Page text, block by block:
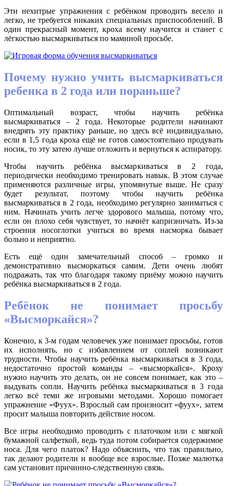
Эти нехитрые упражнения с ребёнком проводить весело и
легко, не требуется никаких специальных приспособлений. В
один прекрасный момент, кроха всему научится и станет с
лёгкостью высмаркиваться по маминой просьбе.
Почему нужно учить высмаркиваться
ребенка в 2 года или пораньше?
Оптимальный возраст, чтобы научить ребёнка
высмаркиваться – 2 года. Некоторые родители начинают
внедрять эту практику раньше, но здесь всё индивидуально,
если в 1,5 года кроха ещё не готов самостоятельно продувать
носик, то эту затею лучше отложить и вернуться к аспиратору.
Чтобы научить ребёнка высмаркиваться в 2 года,
периодически необходимо тренировать навык. В этом случае
применяются различные игры, упомянутые выше. Не сразу
будет результат, поэтому чтобы научить ребёнка
высмаркиваться в 2 года, необходимо регулярно заниматься с
ним. Начинать учить легче здорового малыша, потому что,
если он плохо себя чувствует, то начнёт капризничать. Из-за
строения носоглотки учиться во время насморка бывает
больно и неприятно.
Есть ещё один замечательный способ – громко и
демонстративно высморкаться самим. Дети очень любят
подражать, так что благодаря такому приёму можно научить
ребёнка высмаркиваться в 2 года.
Ребёнок не понимает просьбу
«Высморкайся»?
Конечно, к 3-м годам человечек уже понимает просьбы, готов
их исполнять, но с избавлением от соплей возникают
трудности. Чтобы научить ребёнка высмаркиваться в 3 года,
недостаточно простой команды – «высморкайся». Кроху
нужно научить это делать, он не совсем понимает, как это –
выдувать сопли. Научить ребёнка высмаркиваться в 3 года
легко всё теми же игровыми методами. Хорошо помогает
упражнение «Фуух». Взрослый сам произносит «фуух», затем
просит малыша повторить действие носом.
Все игры необходимо проводить с платочком или с мягкой
бумажной салфеткой, ведь туда потом собирается содержимое
носа. Для чего платок? Надо объяснить, что так правильно,
так делают родители и вообще все взрослые. Позже малютка
сам установит причинно-следственную связь.